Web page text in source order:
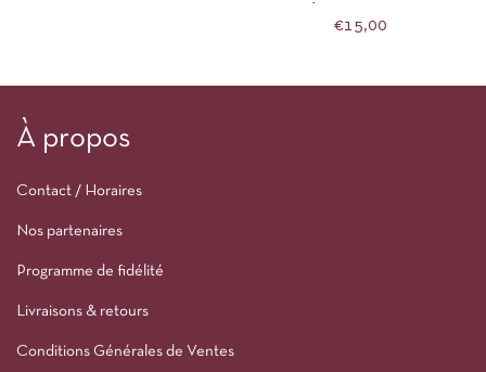
€15,00
À propos
Contact / Horaires
Nos partenaires
Programme de fidélité
Livraisons & retours
Conditions Générales de Ventes